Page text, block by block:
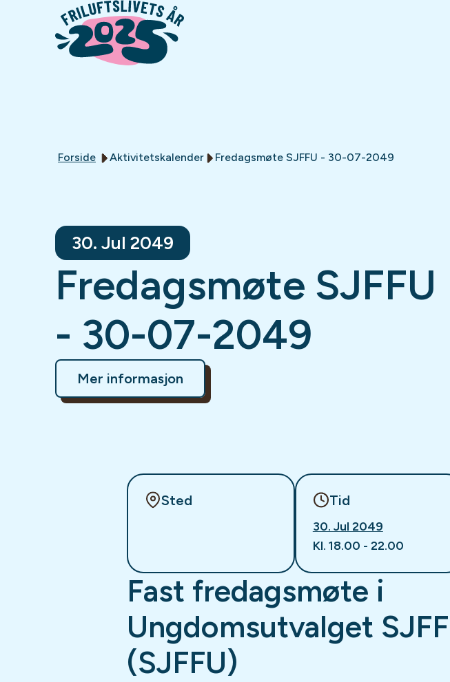
Forside Aktivitetskalender Fredagsmøte SJFFU - 30-07-2049
30. Jul 2049
Fredagsmøte SJFFU
- 30-07-2049
Mer informasjon
Sted Tid
30. Jul 2049
Kl. 18.00 - 22.00
Fast fredagsmøte i
Ungdomsutvalget SJFF
(SJFFU)